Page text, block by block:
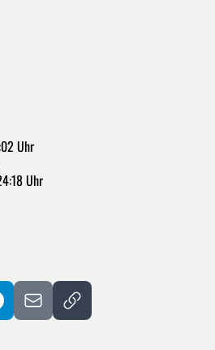
Uhr
Uhr